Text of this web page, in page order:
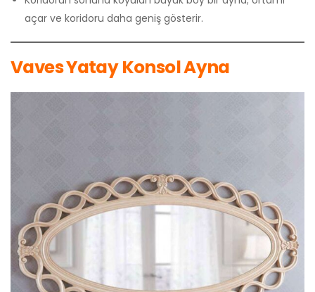
açar ve koridoru daha geniş gösterir.
Vaves Yatay Konsol Ayna